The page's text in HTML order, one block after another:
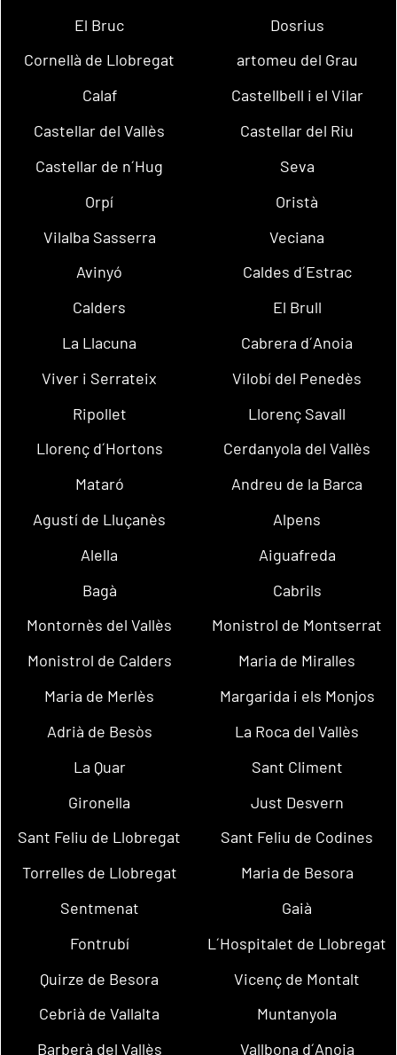
El Bruc
Dosrius
Cornellà de Llobregat
artomeu del Grau
Calaf
Castellbell i el Vilar
Castellar del Vallès
Castellar del Riu
Castellar de n´Hug
Seva
Orpí
Oristà
Vilalba Sasserra
Veciana
Avinyó
Caldes d´Estrac
Calders
El Brull
La Llacuna
Cabrera d´Anoia
Viver i Serrateix
Vilobí del Penedès
Ripollet
Llorenç Savall
Llorenç d´Hortons
Cerdanyola del Vallès
Mataró
Andreu de la Barca
Agustí de Lluçanès
Alpens
Alella
Aiguafreda
Bagà
Cabrils
Montornès del Vallès
Monistrol de Montserrat
Monistrol de Calders
Maria de Miralles
Maria de Merlès
Margarida i els Monjos
Adrià de Besòs
La Roca del Vallès
La Quar
Sant Climent
Gironella
Just Desvern
Sant Feliu de Llobregat
Sant Feliu de Codines
Torrelles de Llobregat
Maria de Besora
Sentmenat
Gaià
Fontrubí
L´Hospitalet de Llobregat
Quirze de Besora
Vicenç de Montalt
Cebrià de Vallalta
Muntanyola
Barberà del Vallès
Vallbona d´Anoia